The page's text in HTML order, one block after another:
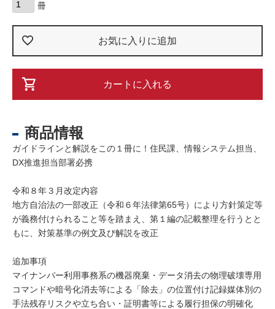
お気に入りに追加
カートに入れる
商品情報
ガイドラインと解説をこの１冊に！住民課、情報システム担当、
DX推進担当部署必携
令和８年３月改定内容
地方自治法の一部改正（令和６年法律第65号）により方針策定等
が義務付けられること等を踏まえ、第１編の記載整理を行うとと
もに、対策基準の例文及び解説を改正
追加事項
マイナンバー利用事務系の機器廃棄・データ消去の物理破壊専用
コマンドや暗号化消去等による「除去」の位置付け記録媒体別の
手法残存リスクや立ち合い・証明書等による履行担保の明確化